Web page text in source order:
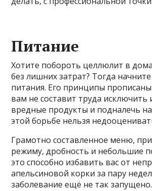
Питание
Хотите побороть целлюлит в
без лишних затрат? Тогда
питания. Его принципы прописаны
вам не составит труда исключить
вредные продукты и подналечь
этой борьбе нельзя
Грамотно составленное меню,
режиму, дробность и небольшие
это способно избавить вас от
апельсиновой корки за пару
заболевание ещё не так запущено.